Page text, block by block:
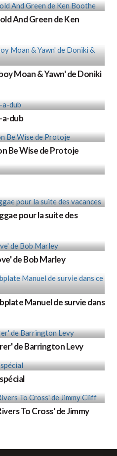
And Green de Ken
Moan & Yawn' de Doniki
a-dub
Be Wise de Protoje
pour la suite des
de Bob Marley
Manuel de survie dans
de Barrington Levy
To Cross' de Jimmy